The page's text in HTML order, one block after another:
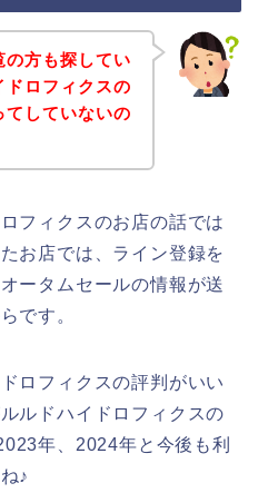
の方も探してい
ドロフィクスの
てしていないの
フィクスのお店の話では
お店では、ライン登録を
ータムセールの情報が送
です。
ロフィクスの評判がいい
ルドハイドロフィクスの
年、2024年と今後も利
♪